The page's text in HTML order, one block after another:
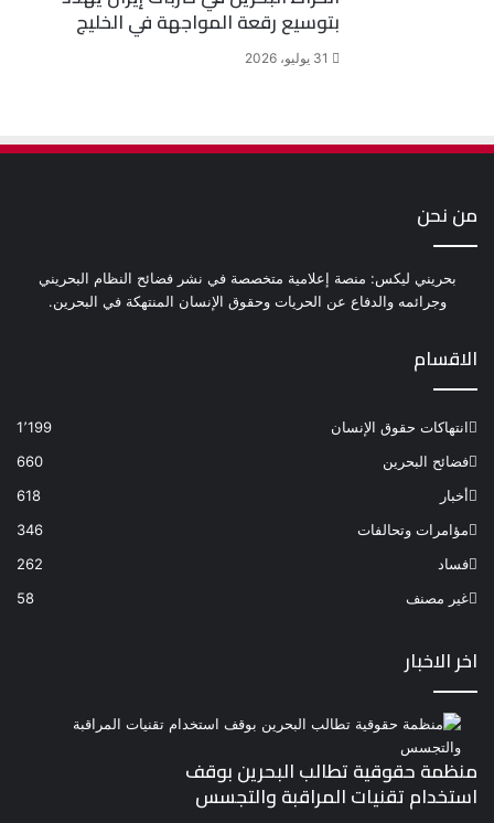
بتوسيع رقعة المواجهة في الخليج
31 يوليو، 2026
من نحن
بحريني ليكس: منصة إعلامية متخصصة في نشر فضائح النظام البحريني
وجرائمه والدفاع عن الحريات وحقوق الإنسان المنتهكة في البحرين.
الاقسام
انتهاكات حقوق الإنسان
1٬199
فضائح البحرين
660
أخبار
618
مؤامرات وتحالفات
346
فساد
262
غير مصنف
58
اخر الاخبار
منظمة حقوقية تطالب البحرين بوقف
استخدام تقنيات المراقبة والتجسس